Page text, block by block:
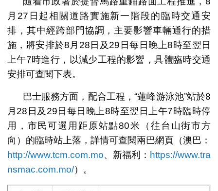
月27日起相關道路實施新一階段的臨時交通安
排，其中經跨部門協調，主要影響車輛通行的措
施，將安排於8月28日及29日每日晚上8時至翌日
上午7時進行，以減少工程的影響，具體臨時交通
安排可查閱下表。
巴士服務方面，配合工程，“蓮峰游泳池”站於8
月28日及29日每日晚上8時至翌日上午7時臨時停
用，市民可選用距原站點80米（往台山街市方
向）的臨時站上落，詳情可查閱兩巴網頁（澳巴：
http://www.tcm.com.mo、新福利： https://www.tra
nsmac.com.mo/）。